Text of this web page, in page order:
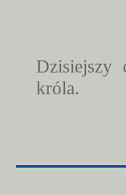
Dzisiejszy
króla.